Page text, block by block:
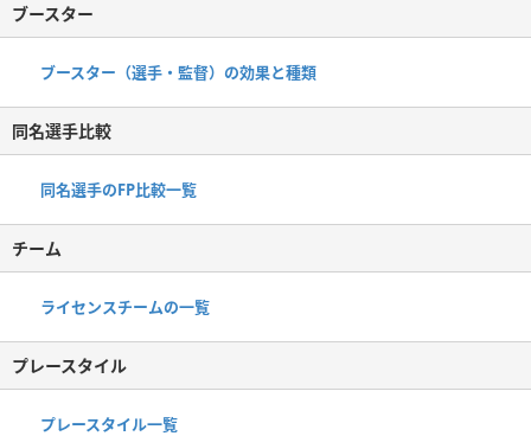
ブースター
ブースター（選手・監督）の効果と種類
同名選手比較
同名選手のFP比較一覧
チーム
ライセンスチームの一覧
プレースタイル
プレースタイル一覧